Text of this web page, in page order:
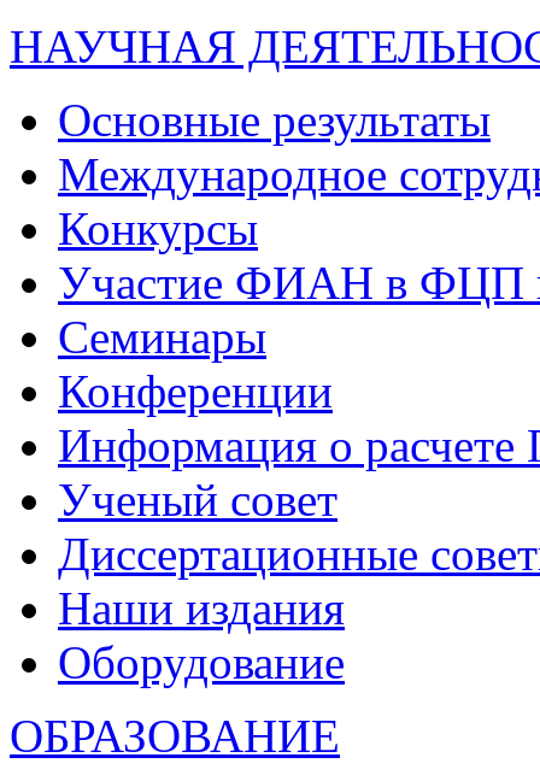
НАУЧНАЯ
Основные результаты
Международное
Конкурсы
Участие ФИАН в ФЦП
Семинары
Конференции
Информация о
Ученый совет
Диссертационные
Наши издания
Оборудование
ОБРАЗОВАНИЕ